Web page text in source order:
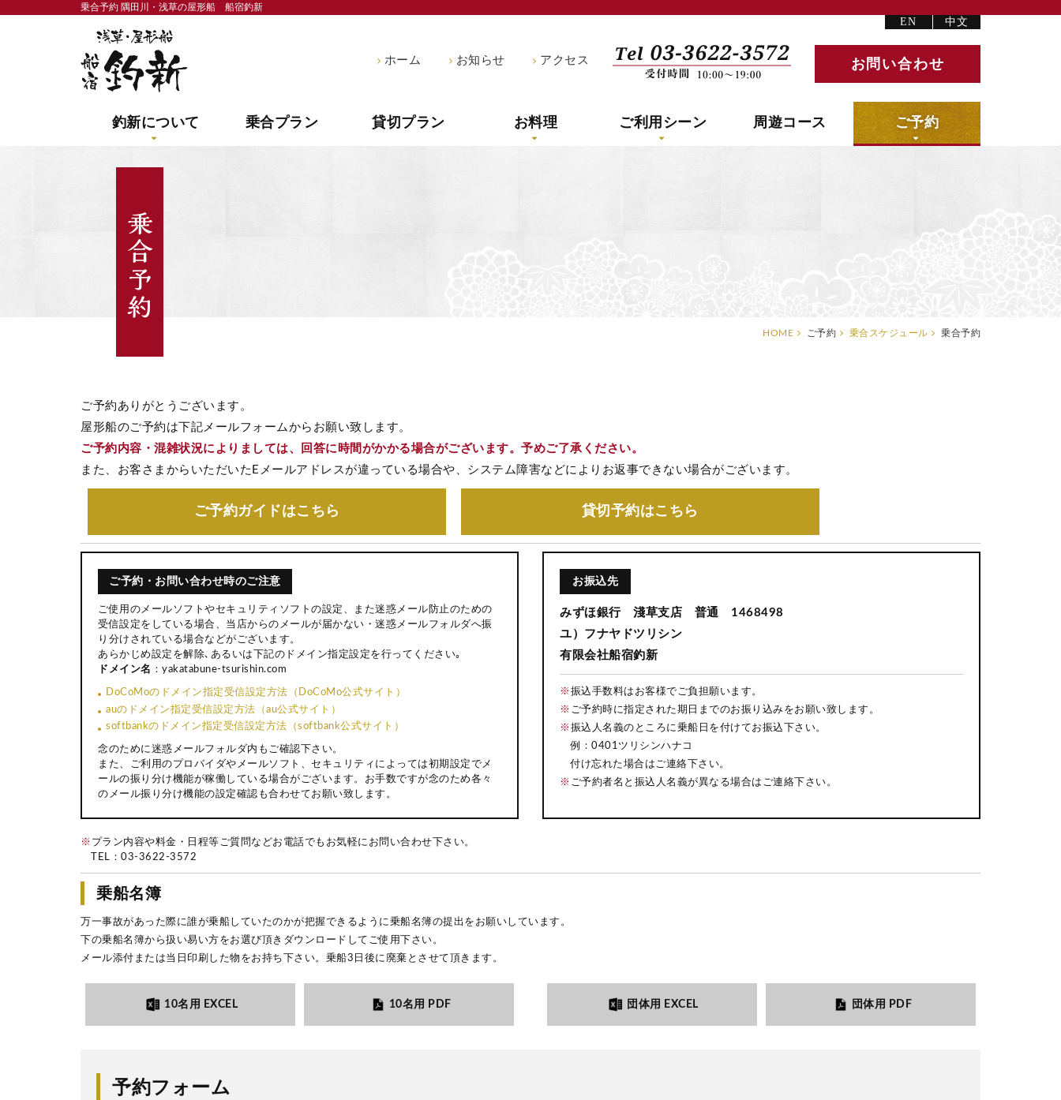
乗合予約 隅田川・浅草の屋形船 船宿釣新
中文
EN
お問い合わせ
ホーム お知らせ アクセス
釣新について 乗合プラン 貸切プラン お料理 ご利用シーン 周遊コース ご予約
HOME ご予約 乗合スケジュール 乗合予約
ご予約ありがとうございます。
屋形船のご予約は下記メールフォームからお願い致します。
ご予約内容・混雑状況によりましては、回答に時間がかかる場合がございます。予めご了承ください。
また、お客さまからいただいたEメールアドレスが違っている場合や、システム障害などによりお返事できない場合がございます。
ご予約ガイドはこちら 貸切予約はこちら
ご予約・お問い合わせ時のご注意
ご使用のメールソフトやセキュリティソフトの設定、また迷惑メール防止のための
受信設定をしている場合、当店からのメールが届かない・迷惑メールフォルダへ振
り分けされている場合などがございます。
あらかじめ設定を解除､あるいは下記のドメイン指定設定を行ってください｡
ドメイン名 ：yakatabune-tsurishin.com
DoCoMoのドメイン指定受信設定方法（DoCoMo公式サイト）
auのドメイン指定受信設定方法（au公式サイト）
softbankのドメイン指定受信設定方法（softbank公式サイト）
念のために迷惑メールフォルダ内もご確認下さい。
また、ご利用のプロバイダやメールソフト、セキュリティによっては初期設定でメ
ールの振り分け機能が稼働している場合がございます。お手数ですが念のため各々
のメール振り分け機能の設定確認も合わせてお願い致します。
お振込先
みずほ銀行 淺草支店 普通 1468498
ユ）フナヤドツリシン
有限会社船宿釣新
※ 振込手数料はお客様でご負担願います。
※ ご予約時に指定された期日までのお振り込みをお願い致します。
※ 振込人名義のところに乗船日を付けてお振込下さい。
例：0401ツリシンハナコ
付け忘れた場合はご連絡下さい。
※ ご予約者名と振込人名義が異なる場合はご連絡下さい。
※ プラン内容や料金・日程等ご質問などお電話でもお気軽にお問い合わせ下さい。
TEL： 03-3622-3572
乗船名簿
万一事故があった際に誰が乗船していたのかが把握できるように乗船名簿の提出をお願いしています。
下の乗船名簿から扱い易い方をお選び頂きダウンロードしてご使用下さい。
メール添付または当日印刷した物をお持ち下さい。乗船3日後に廃棄とさせて頂きます。
10名用 EXCEL 10名用 PDF 団体用 EXCEL 団体用 PDF
予約フォーム